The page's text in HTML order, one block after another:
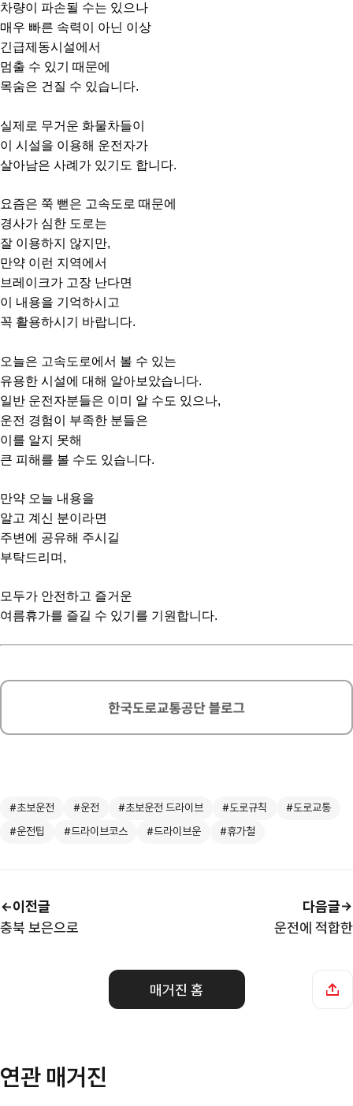
차량이 파손될 수는 있으나
매우 빠른 속력이 아닌 이상
긴급제동시설에서
멈출 수 있기 때문에
목숨은 건질 수 있습니다.
실제로 무거운 화물차들이
이 시설을 이용해 운전자가
살아남은 사례가 있기도 합니다.
요즘은 쭉 뻗은 고속도로 때문에
경사가 심한 도로는
잘 이용하지 않지만,
만약 이런 지역에서
브레이크가 고장 난다면
이 내용을 기억하시고
꼭 활용하시기 바랍니다.
오늘은 고속도로에서 볼 수 있는
유용한 시설에 대해 알아보았습니다.
일반 운전자분들은 이미 알 수도 있으나,
운전 경험이 부족한 분들은
이를 알지 못해
큰 피해를 볼 수도 있습니다.
만약 오늘 내용을
알고 계신 분이라면
주변에 공유해 주시길
부탁드리며,
모두가 안전하고 즐거운
여름휴가를 즐길 수 있기를 기원합니다.
#초보운전 #운전 #초보운전 드라이브 #도로규칙
#도로교통
#운전팁
#드라이브코스 #드라이브운 #휴가철
이전글
충북 보은으로
운전에 적합한
다음글
매거진 홈
연관 매거진